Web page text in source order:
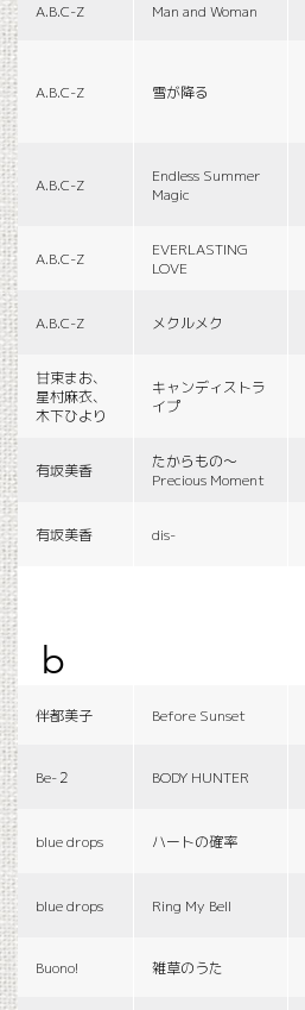
A.B.C-Z Man and Woman
A.B.C-Z 雪が降る
A.B.C-Z
Endless Summer
Magic
A.B.C-Z
EVERLASTING
LOVE
A.B.C-Z メクルメク
甘束まお、
星村麻衣、
木下ひより
キャンディストラ
イプ
有坂美香
たからもの〜
Precious Moment
有坂美香 dis-
b
伴都美子 Before Sunset
Be-２ BODY HUNTER
blue drops ハートの確率
blue drops Ring My Bell
Buono! 雑草のうた